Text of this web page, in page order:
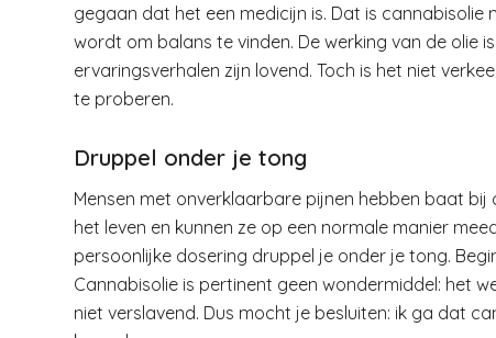
gegaan dat het een medicijn is. Dat is
wordt om balans te vinden. De werking van de olie
ervaringsverhalen zijn lovend. Toch is het niet
te proberen.
Druppel onder je tong
Mensen met onverklaarbare pijnen hebben baat
het leven en kunnen ze op een normale manier
persoonlijke dosering druppel je onder je tong.
Cannabisolie is pertinent geen wondermiddel: het
niet verslavend. Dus mocht je besluiten: ik ga dat